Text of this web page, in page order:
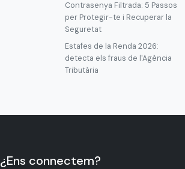
Contrasenya Filtrada: 5 Passos
per Protegir-te i Recuperar la
Seguretat
Estafes de la Renda 2026:
detecta els fraus de l'Agència
Tributària
¿Ens connectem?